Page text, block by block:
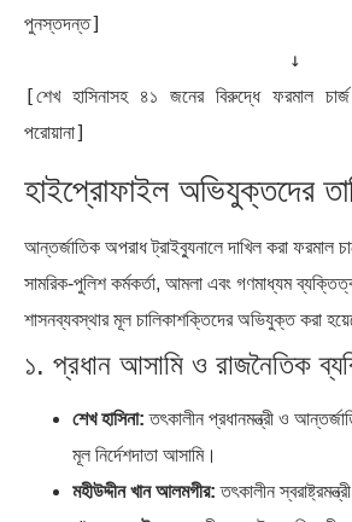
পুনস্তদন্ত]
[শেখ হাসিনাসহ ৪১ জনের বিরুদ্ধে ফরমাল
হাইপ্রোফাইল অভিযুক্তদের
আন্তর্জাতিক অপরাধ ট্রাইব্যুনালে দাখিল করা ফরমাল
সামরিক-পুলিশ কর্মকর্তা, আমলা এবং গণমাধ্যম
শাসনব্যবস্থার মূল চালিকাশক্তিদের অভিযুক্ত করা
১. প্রধান আসামি ও রাজনৈতিক
শেখ হাসিনা: তৎকালীন প্রধানমন্ত্রী ও
মূল নির্দেশদাতা আসামি।
মহীউদ্দীন খান আলমগীর: তৎকালীন